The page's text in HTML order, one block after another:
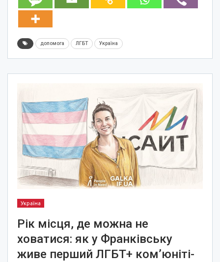
допомога ЛГБТ Україна
Україна
Рік місця, де можна не
ховатися: як у Франківську
живе перший ЛГБТ+ ком’юніті-